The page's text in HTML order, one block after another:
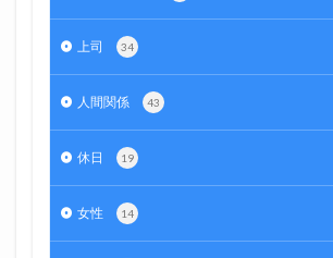
上司 34
人間関係 43
休日 19
女性 14